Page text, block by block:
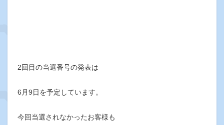
2回目の当選番号の発表は
6月9日を予定しています。
今回当選されなかったお客様も